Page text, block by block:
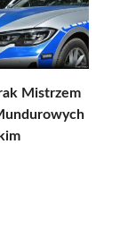
Mistrzem